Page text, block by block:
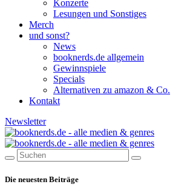
Konzerte
Lesungen und Sonstiges
Merch
und sonst?
News
booknerds.de allgemein
Gewinnspiele
Specials
Alternativen zu amazon & Co.
Kontakt
Newsletter
Die neuesten Beiträge